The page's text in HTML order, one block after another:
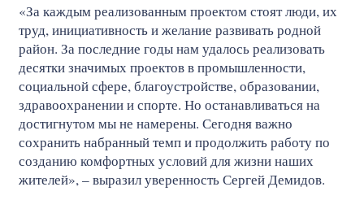
«За каждым реализованным проектом стоят люди, их
труд, инициативность и желание развивать родной
район. За последние годы нам удалось реализовать
десятки значимых проектов в промышленности,
социальной сфере, благоустройстве, образовании,
здравоохранении и спорте. Но останавливаться на
достигнутом мы не намерены. Сегодня важно
сохранить набранный темп и продолжить работу по
созданию комфортных условий для жизни наших
жителей», – выразил уверенность Сергей Демидов.